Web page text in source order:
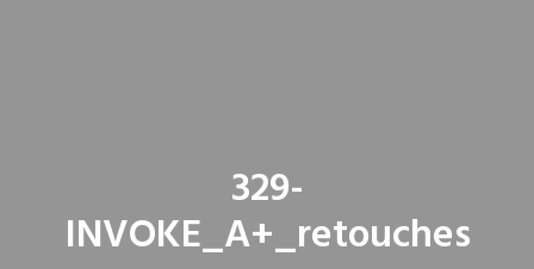
329-
INVOKE_A+_retouches